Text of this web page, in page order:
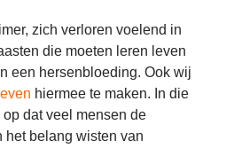
zich verloren voelend in
die moeten leren leven
een hersenbloeding. Ook wij
hiermee te maken. In die
dat veel mensen de
het belang wisten van